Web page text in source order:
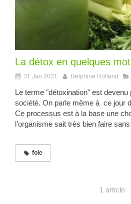
La détox en quelques
31 Jan 2021 Delphine Rolland
Le terme "détoxination" est
société. On parle même à ce jour
Ce processus est à la base une
l’organisme sait très bien faire
foie
1 article